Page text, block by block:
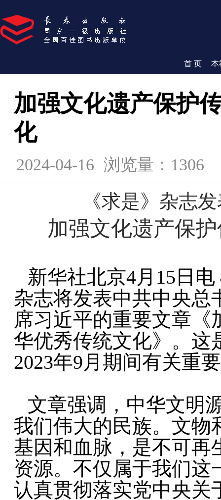
首 页 本
加强文化遗产保护
化
2024-04-16 浏览量：1306
《求是》杂志
加强文化遗产保
新华社北京4月15日
杂志将发表中共中央总
席习近平的重要文章《
华优秀传统文化》。这
2023年9月期间有关重
文章强调，中华文明
我们伟大的民族。文物
基因和血脉，是不可再
资源。不仅属于我们这
认真贯彻落实党中央关